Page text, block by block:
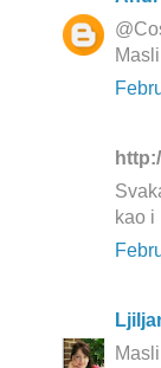
kao i